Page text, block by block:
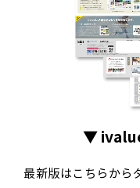
▼
最新版はこちらから